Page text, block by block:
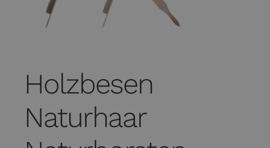
Holzbesen
Naturhaar